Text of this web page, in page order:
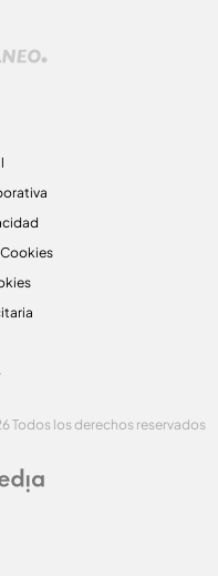
Todos los derechos reservados